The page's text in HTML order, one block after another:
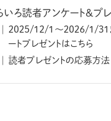
いろ読者アンケート&プ
2025/12/1〜2026/1/31
ートプレゼントはこちら
読者プレゼントの応募方法